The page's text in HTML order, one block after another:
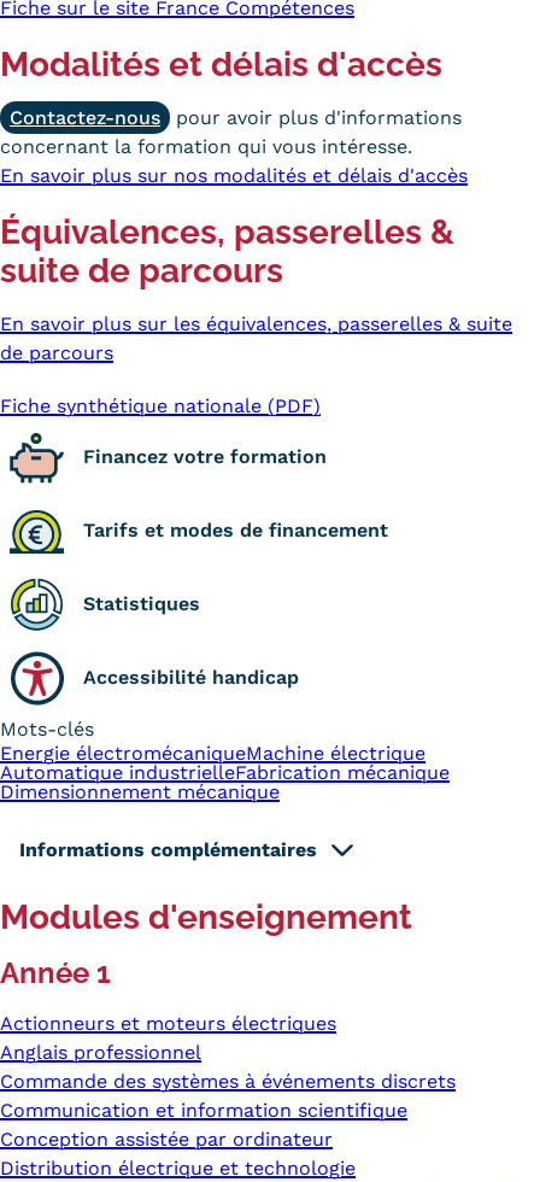
Fiche sur le site France Compétences
Modalités et délais d'accès
Contactez-nous
pour avoir plus d'informations
concernant la formation qui vous intéresse.
En savoir plus sur nos modalités et délais d'accès
Équivalences, passerelles &
suite de parcours
En savoir plus sur les équivalences, passerelles & suite
de parcours
Fiche synthétique nationale (PDF)
Financez votre formation
Tarifs et modes de financement
Statistiques
Accessibilité handicap
Mots-clés
Energie électromécaniqueMachine électrique
Automatique industrielleFabrication mécanique
Dimensionnement mécanique
Informations complémentaires
Modules d'enseignement
Année 1
Actionneurs et moteurs électriques
Anglais professionnel
Commande des systèmes à événements discrets
Communication et information scientifique
Conception assistée par ordinateur
Distribution électrique et technologie